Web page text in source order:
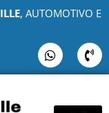
, AUTOMOTIVO E